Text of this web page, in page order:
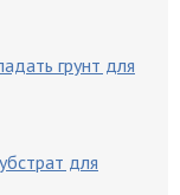
грунт для
для